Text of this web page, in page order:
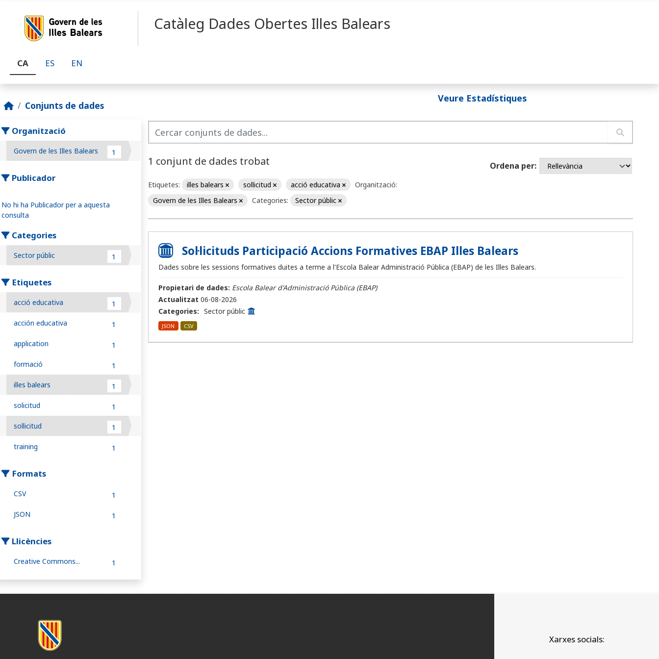
Catàleg Dades Obertes Illes Balears
CA ES EN
Veure Estadístiques
Conjunts de dades
Organització
Govern de les Illes Balears 1
Publicador
No hi ha Publicador per a aquesta
consulta
Categories
Sector públic 1
Etiquetes
acció educativa 1
acción educativa 1
application 1
formació 1
illes balears 1
solicitud 1
sollicitud 1
training 1
Formats
CSV 1
JSON 1
Llicències
Creative Commons... 1
Ordena per
1 conjunt de dades trobat
Etiquetes: illes balears sollicitud acció educativa
Organització:
Govern de les Illes Balears
Categories: Sector públic
Sol·licituds Participació Accions Formatives EBAP Illes Balears
Dades sobre les sessions formatives duites a terme a l'Escola Balear Administració Pública (EBAP) de les Illes Balears.
Propietari de dades: Escola Balear d'Administració Pública (EBAP)
Actualitzat 06-08-2026
Categories: Sector públic
JSON CSV
Xarxes socials: